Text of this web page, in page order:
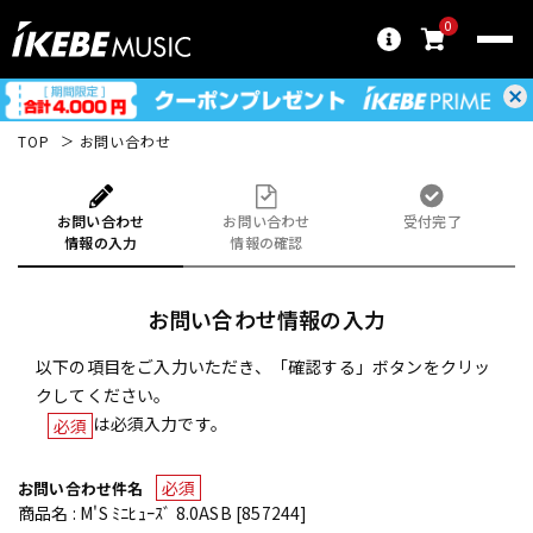
0
TOP お問い合わせ
お問い合わせ
情報の入力
お問い合わせ
情報の確認
受付完了
お問い合わせ情報の入力
以下の項目をご入力いただき、「確認する」ボタンをクリッ
クしてください。
必須 は必須入力です。
お問い合わせ件名
必須
商品名 : M'S ﾐﾆﾋｭｰｽﾞ 8.0ASB [857244]